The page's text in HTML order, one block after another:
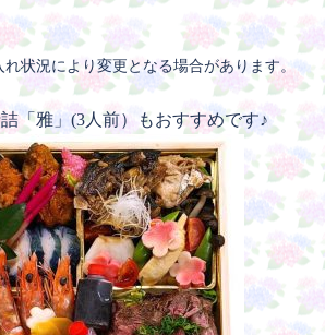
れ状況により変更となる場合があります。
「雅」(3人前）もおすすめです♪